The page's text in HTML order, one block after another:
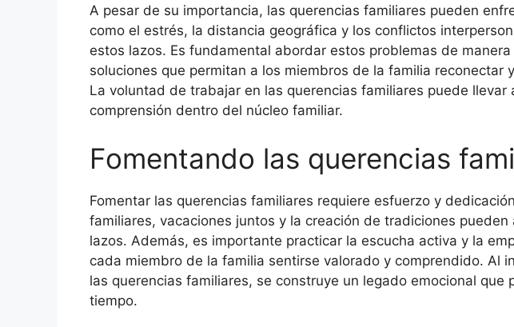
A pesar de su importancia, las querencias familiares pueden
como el estrés, la distancia geográfica y los conflictos
estos lazos. Es fundamental abordar estos problemas de
soluciones que permitan a los miembros de la familia reconectar
La voluntad de trabajar en las querencias familiares puede llevar
comprensión dentro del núcleo familiar.
Fomentando las querencias
Fomentar las querencias familiares requiere esfuerzo y
familiares, vacaciones juntos y la creación de tradiciones
lazos. Además, es importante practicar la escucha activa y la
cada miembro de la familia sentirse valorado y comprendido. Al
las querencias familiares, se construye un legado emocional que
tiempo.